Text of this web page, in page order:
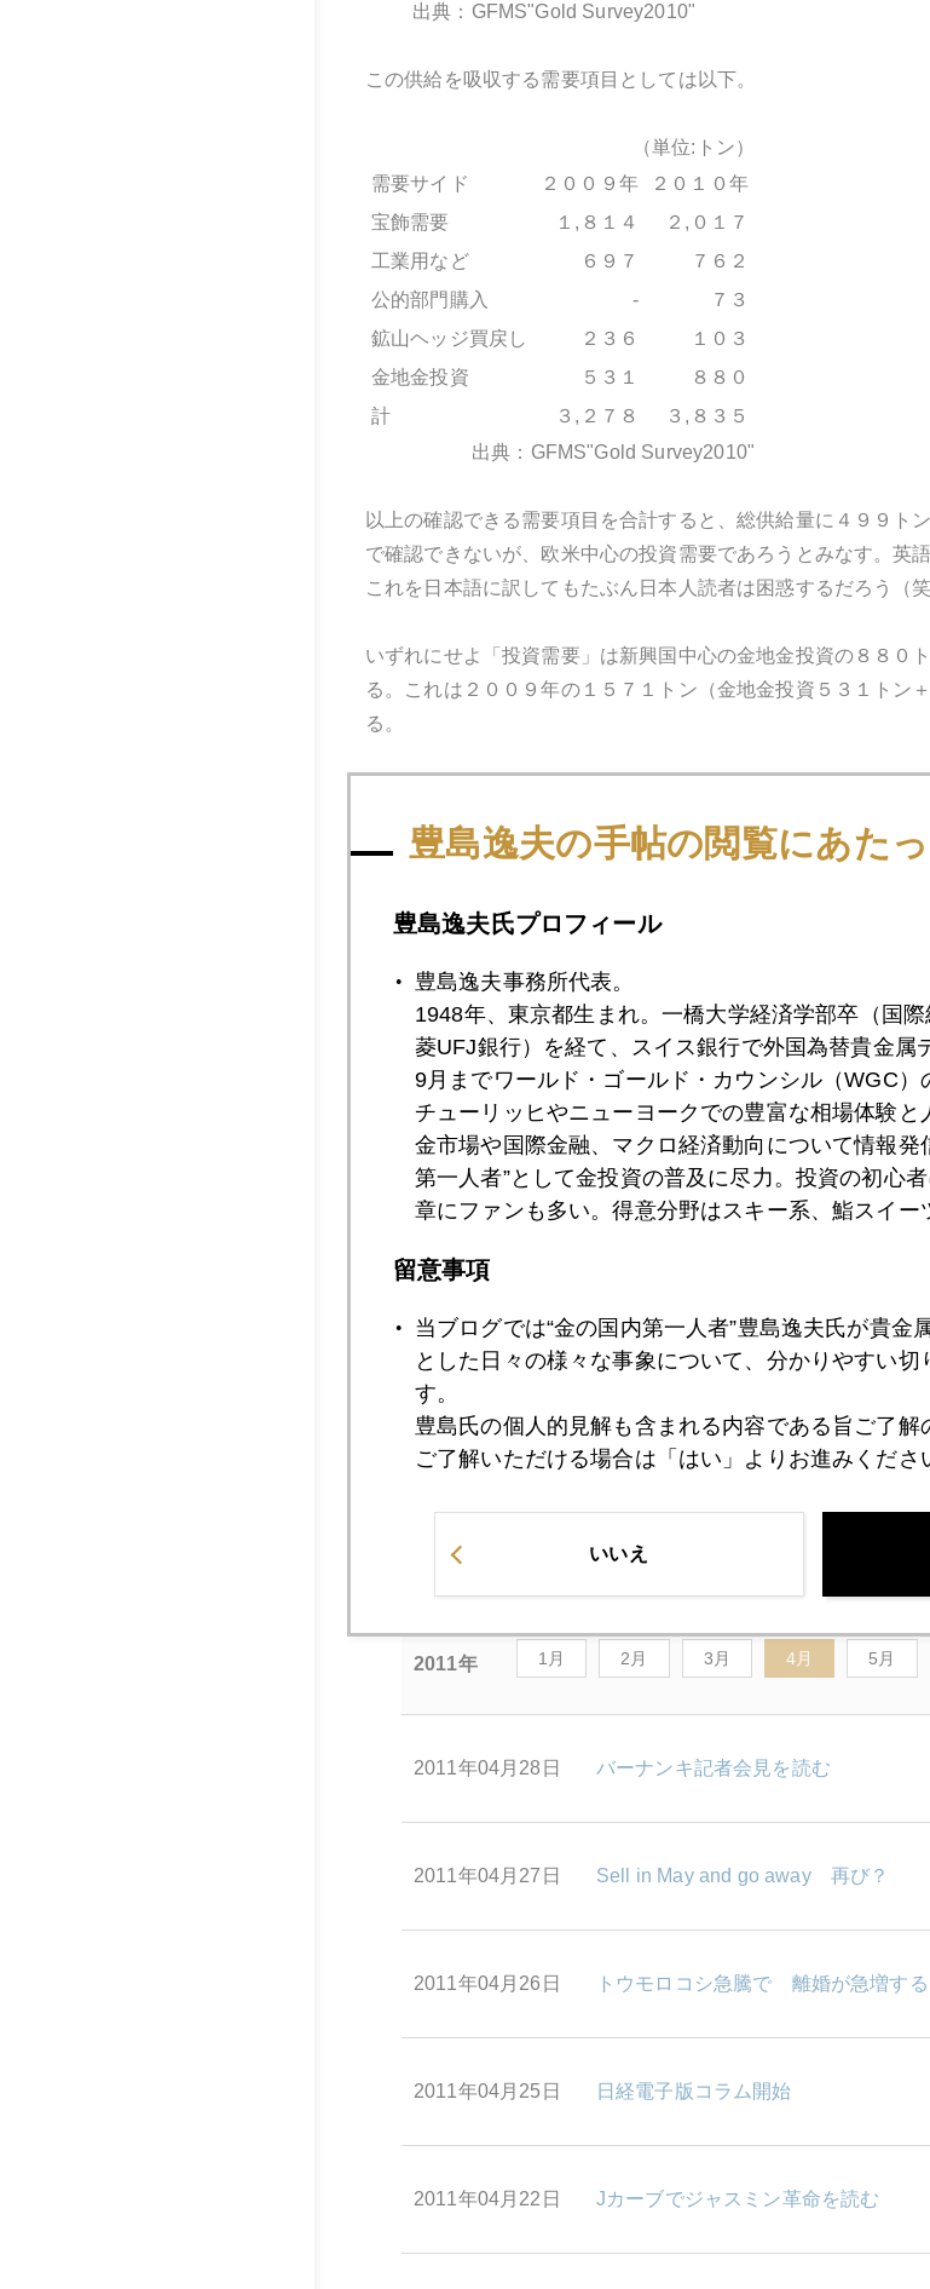
出典：GFMS"Gold Survey2010"
この供給を吸収する需要項目としては以下。
（単位:トン）
需要サイド
２００９年
２０１０年
宝飾需要
１,８１４
２,０１７
工業用など
６９７
７６２
公的部門購入
-
７３
鉱山ヘッジ買戻し
２３６
１０３
金地金投資
５３１
８８０
計
３,２７８
３,８３５
出典：GFMS"Gold Survey2010"
以上の確認できる需要項目を合計すると、総供給量に４９９ト
で確認できないが、欧米中心の投資需要であろうとみなす。英
これを日本語に訳してもたぶん日本人読者は困惑するだろう（笑
いずれにせよ「投資需要」は新興国中心の金地金投資の８８０
る。これは２００９年の１５７１トン（金地金投資５３１ト
る。
それでも２００９年の金価格が上がったということは、新興
いうことだろう（これが根雪部分）。そこに先物デリバティ
わけだ。（ここは筆者の理解。サーベイには、そこまでの記述は
―そのほか目についた数字
＊金生産国一位の中国（今や二位以下を大きく引き離し独走
ラリアの２６０．９トン、三位は米国で２３３．９トン 四位
て２０３．３トン。隔世の感あり。＊総生産コストは８５７ド
このサーベイについては、明日の復興支援セミナーin京都でじ
なお、明日の京都セミナーも参加者は全員ボランティア精神
音トーク。質問項目を紙に書いて受付時に渡してください。
講師控え室もなく会場をうろうろ徘徊してますから、気楽に
がないからダメだよ（笑）。
服装はシャツ＆セーターのカジュアルで行きます。京都はま
粉が酷くて、ぐしゅぐしゅ状態ですが (-_-;)
金価格は先週の東京セミナー前に史上最高値突破し、終わっ
ル接近。日本時間早朝に史上最高値再更新の場面も。相変わら
2011年 1月 2月 3月 4月 5月
2011年04月28日 バーナンキ記者会見を読む
2011年04月27日 Sell in May and go away 再び？
2011年04月26日 トウモロコシ急騰で 離婚が急増す
2011年04月25日 日経電子版コラム開始
2011年04月22日 Jカーブでジャスミン革命を読む
豊島逸夫の手帖の閲覧にあた
豊島逸夫氏プロフィール
豊島逸夫事務所代表。
1948年、東京都生まれ。一橋大学経済学部卒（国
菱UFJ銀行）を経て、スイス銀行で外国為替貴金属
9月までワールド・ゴールド・カウンシル（WGC
チューリッヒやニューヨークでの豊富な相場体験
金市場や国際金融、マクロ経済動向について情報発
第一人者”として金投資の普及に尽力。投資の初心
章にファンも多い。得意分野はスキー系、鮨スイー
留意事項
当ブログでは“金の国内第一人者”豊島逸夫氏が貴金
とした日々の様々な事象について、分かりやすい切
す。
豊島氏の個人的見解も含まれる内容である旨ご了解
ご了解いただける場合は「はい」よりお進みくださ
いいえ